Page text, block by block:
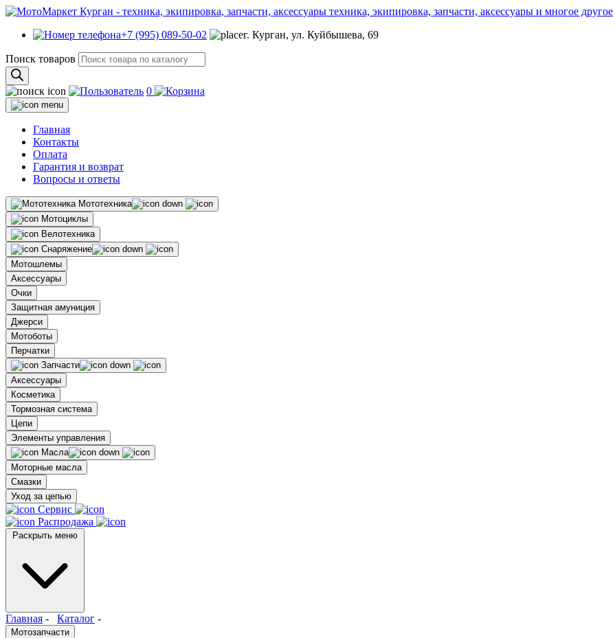
+7 (995) 089-50-02
г. Курган, ул. Куйбышева, 69
Поиск товаров
0
Главная
Контакты
Оплата
Гарантия и возврат
Вопросы и ответы
Мототехника
Мотоциклы
Велотехника
Снаряжение
Мотошлемы
Аксессуары
Очки
Защитная амуниция
Джерси
Мотоботы
Перчатки
Запчасти
Аксессуары
Косметика
Тормозная система
Цепи
Элементы управления
Масла
Моторные масла
Смазки
Уход за цепью
Сервис
Распродажа
Главная - Каталог -
Мотозапчасти